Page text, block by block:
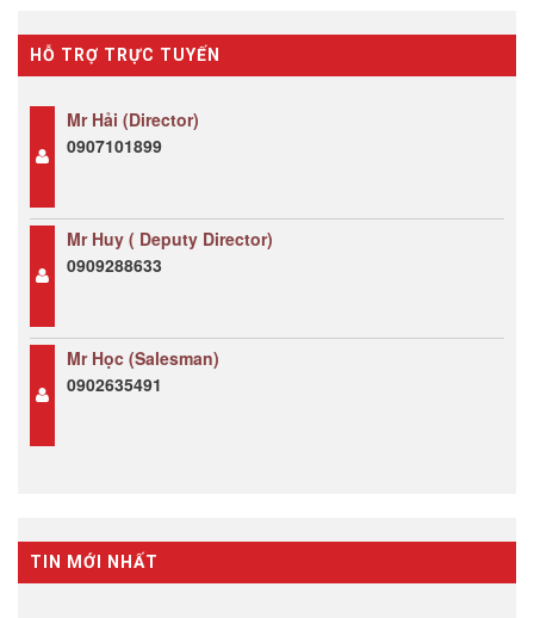
HỖ TRỢ TRỰC TUYẾN
Mr Hải (Director)
0907101899
Mr Huy ( Deputy Director)
0909288633
Mr Học (Salesman)
0902635491
TIN MỚI NHẤT